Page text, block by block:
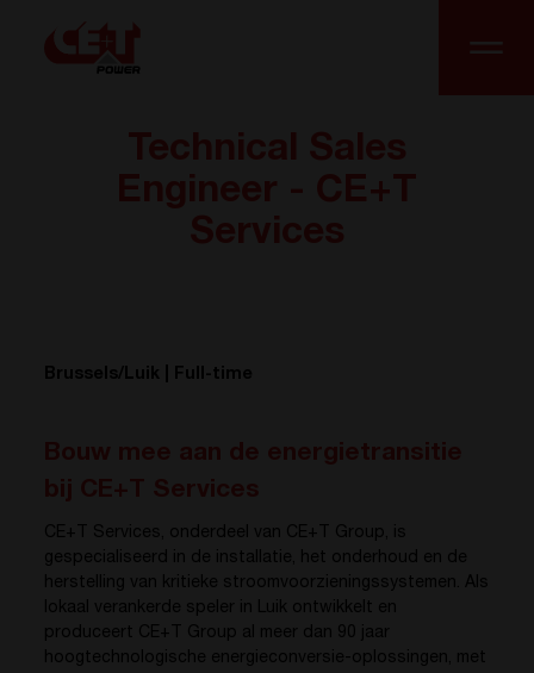
Brussels/Luik | Full-time
CE+T Services, onderdeel van CE+T Group, is
gespecialiseerd in de installatie, het onderhoud en de
herstelling van kritieke stroomvoorzieningssystemen. Als
lokaal verankerde speler in Luik ontwikkelt en
produceert CE+T Group al meer dan 90 jaar
hoogtechnologische energieconversie-oplossingen, met